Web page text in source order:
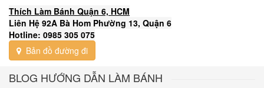
Thích Làm Bánh Quận 6, HCM
Liên Hệ 92A Bà Hom Phường 13, Quận 6
Hotline: 0985 305 075
Bản đồ đường đi
BLOG HƯỚNG DẪN LÀM BÁNH